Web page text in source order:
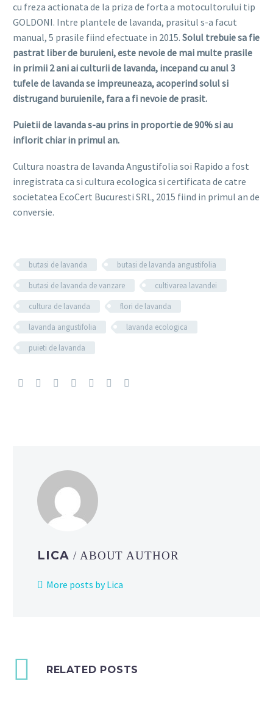
cu freza actionata de la priza de forta a motocultorului tip
GOLDONI. Intre plantele de lavanda, prasitul s-a facut
manual, 5 prasile fiind efectuate in 2015. Solul trebuie sa fie
pastrat liber de buruieni, este nevoie de mai multe prasile
in primii 2 ani ai culturii de lavanda, incepand cu anul 3
tufele de lavanda se impreuneaza, acoperind solul si
distrugand buruienile, fara a fi nevoie de prasit.
Puietii de lavanda s-au prins in proportie de 90% si au
inflorit chiar in primul an.
Cultura noastra de lavanda Angustifolia soi Rapido a fost
inregistrata ca si cultura ecologica si certificata de catre
societatea EcoCert Bucuresti SRL, 2015 fiind in primul an de
conversie.
butasi de lavanda
butasi de lavanda angustifolia
butasi de lavanda de vanzare
cultivarea lavandei
cultura de lavanda
flori de lavanda
lavanda angustifolia
lavanda ecologica
puieti de lavanda
LICA / ABOUT AUTHOR
More posts by Lica
RELATED POSTS